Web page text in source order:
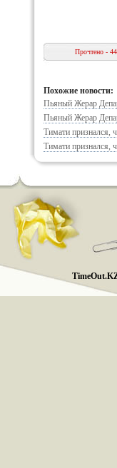
Прочтено -
Похожие новости:
Пьяный Жерар
Пьяный Жерар
Тимати признался,
Тимати признался,